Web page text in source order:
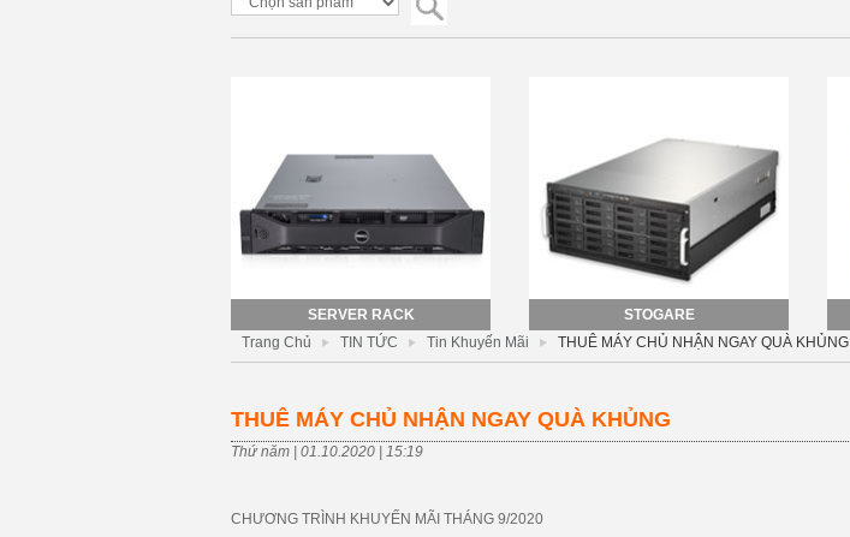
SERVER RACK STOGARE
Trang Chủ
TIN TỨC Tin Khuyến Mãi THUÊ MÁY CHỦ NHẬN NGAY QUÀ KHỦNG
THUÊ MÁY CHỦ NHẬN NGAY QUÀ KHỦNG
Thứ năm | 01.10.2020 | 15:19
CHƯƠNG TRÌNH KHUYẾN MÃI THÁNG 9/2020